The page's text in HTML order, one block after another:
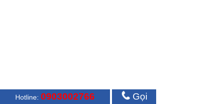
Hotline: 0903002766 Gọi